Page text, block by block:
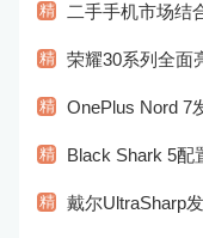
精 二手手机市场结合“互
精 荣耀30系列全面
精 OnePlus Nord 7
精 Black Shark 5配
精 戴尔UltraSharp发